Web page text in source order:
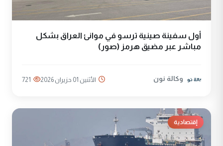
أول سفينة صينية ترسو في موانئ العراق بشكل
مباشر عبر مضيق هرمز (صور)
وكالة نون الأثنين 01 حزيران 2026 721
إقتصادية